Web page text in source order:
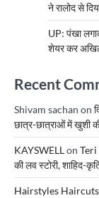
ने रालोद से
UP: पंखा
शेयर कर
Recent
Shivam sachan on
छात्र-छात्राओं में खुशी
KAYSWELLon Teri
की लव स्टोरी, शाहिद-
Hairstyles Haircuts